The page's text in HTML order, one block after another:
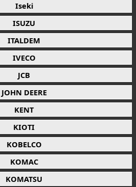
Iseki
ISUZU
ITALDEM
IVECO
JCB
JOHN DEERE
KENT
KIOTI
KOBELCO
KOMAC
KOMATSU